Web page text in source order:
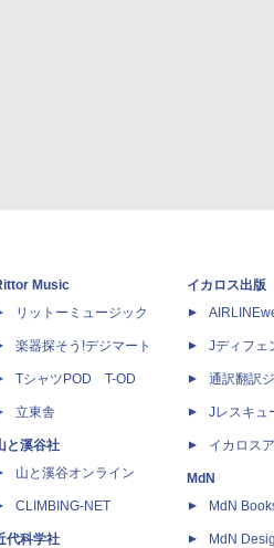
Music
リットーミュージック
楽器探そう!デジマート
TシャツPOD T-OD
立東舎
と溪谷社
山と溪谷オンライン
CLIMBING-NET
代科学社
イカロス出版
Jディフェ
通訳翻訳
Jレスキュ
イカロス
MdN
MdN
MdN